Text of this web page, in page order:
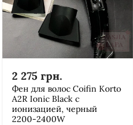
2 275 грн.
Фен для волос Coifin Korto
A2R Ionic Black с
ионизацией, черный
2200-2400W